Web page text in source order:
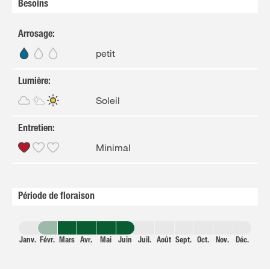
Besoins
Arrosage:
petit
Lumière:
Soleil
Entretien:
Minimal
Période de floraison
Janv. Févr. Mars Avr. Mai Juin Juil. Août Sept. Oct. Nov. Déc.